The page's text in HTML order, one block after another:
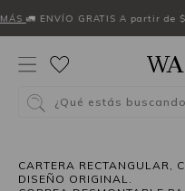
🚛 ENVÍO GRATIS A partir de
¿Qué estás
CARTERA RECTANGULAR,
DISEÑO ORIGINAL.